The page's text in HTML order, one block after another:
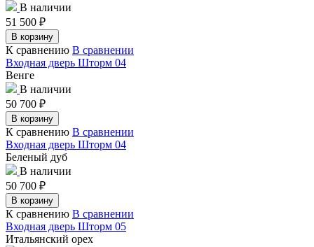
В наличии
51 500 ₽
В корзину
К сравнению В сравнении
Входная дверь Шторм 04
Венге
В наличии
50 700 ₽
В корзину
К сравнению В сравнении
Входная дверь Шторм 04
Беленый дуб
В наличии
50 700 ₽
В корзину
К сравнению В сравнении
Входная дверь Шторм 05
Итальянский орех